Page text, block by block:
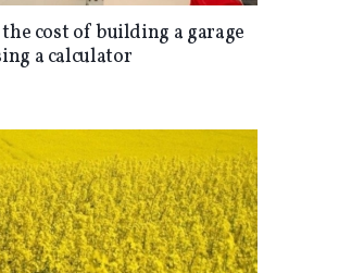
cost of building a garage
a calculator